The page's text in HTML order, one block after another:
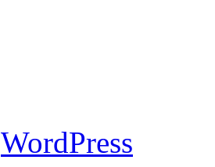
WordPress